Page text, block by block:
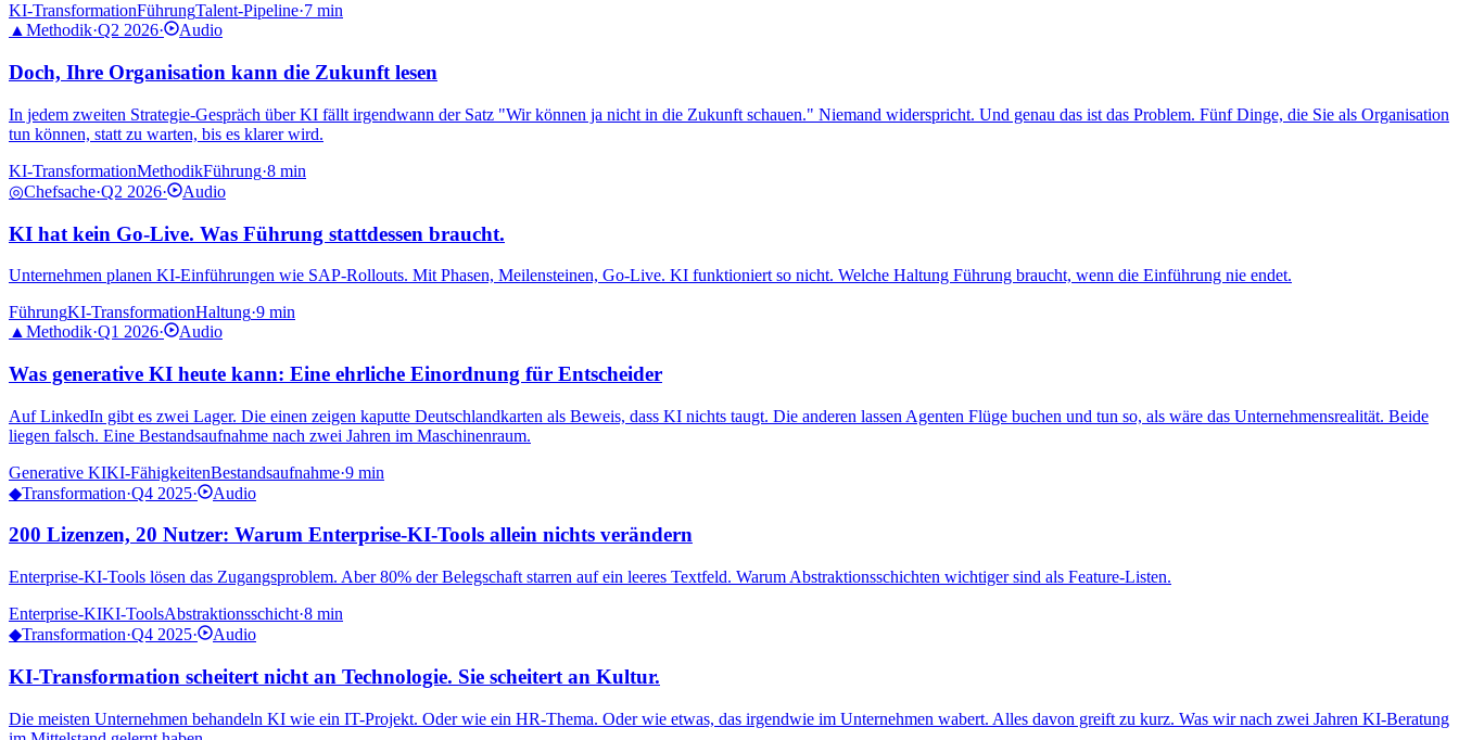
KI-TransformationFührungTalent-Pipeline·7 min
▲ Methodik·Q2 2026· Audio
Doch, Ihre Organisation kann die Zukunft lesen
In jedem zweiten Strategie-Gespräch über KI fällt irgendwann der Satz "Wir können ja nicht in die Zukunft schauen." Niemand widerspricht. Und genau das ist das Problem. Fünf Dinge, die Sie als Organisation
tun können, statt zu warten, bis es klarer wird.
KI-TransformationMethodikFührung·8 min
◎Chefsache·Q2 2026· Audio
KI hat kein Go-Live. Was Führung stattdessen braucht.
Unternehmen planen KI-Einführungen wie SAP-Rollouts. Mit Phasen, Meilensteinen, Go-Live. KI funktioniert so nicht. Welche Haltung Führung braucht, wenn die Einführung nie endet.
FührungKI-TransformationHaltung·9 min
▲ Methodik·Q1 2026· Audio
Was generative KI heute kann: Eine ehrliche Einordnung für Entscheider
Auf LinkedIn gibt es zwei Lager. Die einen zeigen kaputte Deutschlandkarten als Beweis, dass KI nichts taugt. Die anderen lassen Agenten Flüge buchen und tun so, als wäre das Unternehmensrealität. Beide
liegen falsch. Eine Bestandsaufnahme nach zwei Jahren im Maschinenraum.
Generative KIKI-FähigkeitenBestandsaufnahme·9 min
◆Transformation·Q4 2025· Audio
200 Lizenzen, 20 Nutzer: Warum Enterprise-KI-Tools allein nichts verändern
Enterprise-KI-Tools lösen das Zugangsproblem. Aber 80% der Belegschaft starren auf ein leeres Textfeld. Warum Abstraktionsschichten wichtiger sind als Feature-Listen.
Enterprise-KIKI-ToolsAbstraktionsschicht·8 min
◆Transformation·Q4 2025· Audio
KI-Transformation scheitert nicht an Technologie. Sie scheitert an Kultur.
Die meisten Unternehmen behandeln KI wie ein IT-Projekt. Oder wie ein HR-Thema. Oder wie etwas, das irgendwie im Unternehmen wabert. Alles davon greift zu kurz. Was wir nach zwei Jahren KI-Beratung